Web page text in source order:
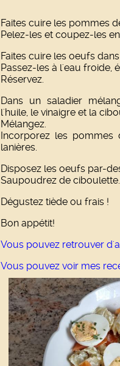
Faites cuire les pommes
Pelez-les et coupez-les
Faites cuire les oeufs
Passez-les à l'eau froide,
Réservez.
Dans un saladier
l'huile, le vinaigre et la
Mélangez.
Incorporez les
lanières.
Disposez les oeufs par-
Saupoudrez de ciboulette.
Dégustez tiède ou frais !
Bon appétit!
Vous pouvez retrouver
Vous pouvez voir mes